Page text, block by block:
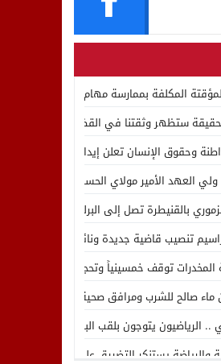
المكلفة بممارسة مهام المجلس الوطني
ستظهر وثقتنا في القضاء ثابتة
وحقوق الإنسان تعلن إيداع رئيسها
العهد الأمير مولاي الحسن يدشن “برج
بالقنيطرة تصل إلى البرلمان واستقالة
تنصيب قاضية جديدة ونائب لوكيل الملك
خمسينياً وتحجز 10 كيلوغرامات من الشيرا
صالح للشرب ومرافق صحية في وضعية
الرياضيون يتوجون بلقب البطولة العربية
والرياضة يستنكر التضييق على الموظفين